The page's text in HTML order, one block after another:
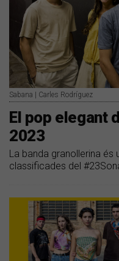
Sabana | Carles Rodríguez
El pop elegant
2023
La banda granollerina és
classificades del